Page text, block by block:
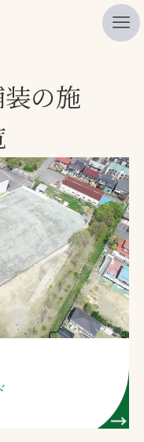
検索
の施